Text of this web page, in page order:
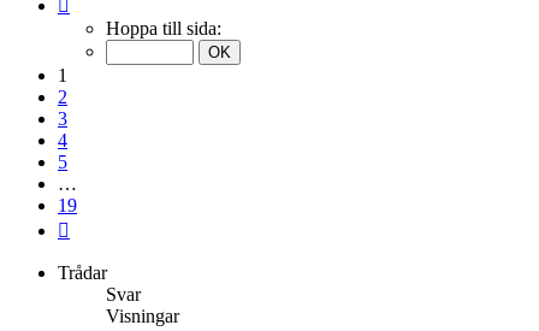
Hoppa till sida:
1
2
3
4
5
…
19
Trådar
Svar
Visningar